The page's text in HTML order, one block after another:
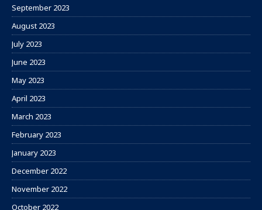
September 2023
August 2023
July 2023
June 2023
May 2023
April 2023
March 2023
February 2023
January 2023
December 2022
November 2022
October 2022